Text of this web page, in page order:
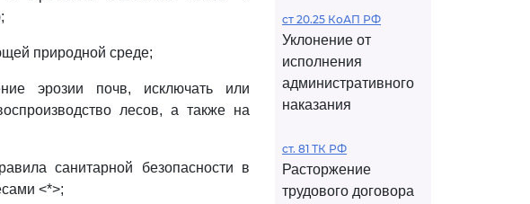
природной среде;
эрозии почв, исключать или
лесов, а также на
санитарной безопасности в
<*>;
ст 20.25 КоАП РФ
Уклонение от
исполнения
административного
наказания
ст. 81 ТК РФ
Расторжение
трудового договора